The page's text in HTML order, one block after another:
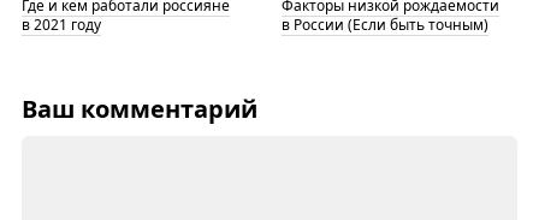
Где и кем работали россияне
в 2021 году
Факторы низкой рождаемости
в России (Если быть точным)
Ваш комментарий